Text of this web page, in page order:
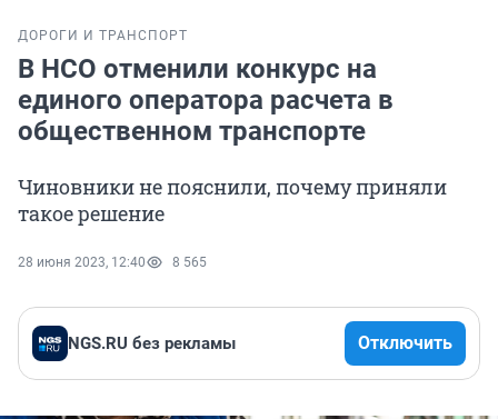
ДОРОГИ И ТРАНСПОРТ
В НСО отменили конкурс на
единого оператора расчета в
общественном транспорте
Чиновники не пояснили, почему приняли
такое решение
28 июня 2023, 12:40 8 565
NGS.RU без рекламы Отключить